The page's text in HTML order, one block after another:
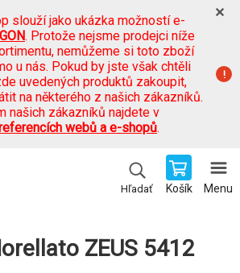
slouží jako ukázka možností e-
. Protože nejsme prodejci níže
nemůžeme si toto zboží
u nás. Pokud by jste však chtěli
uvedených produktů zakoupit,
na některého z našich zákazníků.
našich zákazníků najdete v
webů a e-shopů.
Hľadať Košík Menu
ZEUS 5412